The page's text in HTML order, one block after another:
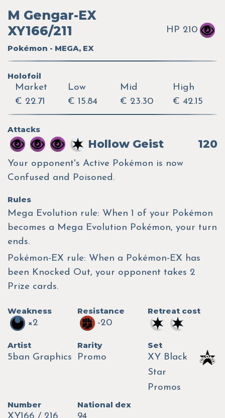
M Gengar-EX
XY166/211
Pokémon - MEGA, EX
HP 210
Holofoil
Market
€ 22.71
Low
€ 15.84
Mid
€ 23.30
High
€ 42.15
Attacks
Hollow Geist 120
Your opponent's Active Pokémon is now
Confused and Poisoned.
Rules
Mega Evolution rule: When 1 of your Pokémon
becomes a Mega Evolution Pokémon, your turn
ends.
Pokémon-EX rule: When a Pokémon-EX has
been Knocked Out, your opponent takes 2
Prize cards.
Weakness
×2
Resistance
-20
Retreat cost
Artist
5ban Graphics
Rarity
Promo
Set
XY Black
Star
Promos
Number
XY166 / 216
National dex
94